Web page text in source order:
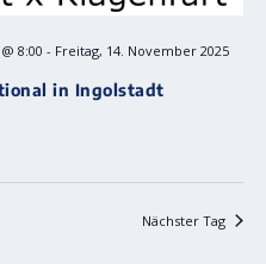
in Ingolstadt
8:00 - Freitag, 14. November 2025
Nächster Tag